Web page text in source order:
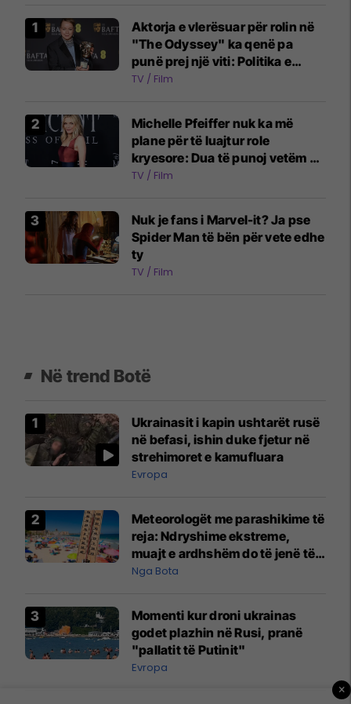
Aktorja e vlerësuar për rolin në
"The Odyssey" ka qenë pa
punë prej një viti: Politika e
industrisë ka ndryshuar
TV / Film
Michelle Pfeiffer nuk ka më
plane për të luajtur role
kryesore: Dua të punoj vetëm në
projekte ansambli
TV / Film
Nuk je fans i Marvel-it? Ja pse
Spider Man të bën për vete edhe
ty
TV / Film
Në trend Botë
Ukrainasit i kapin ushtarët rusë
në befasi, ishin duke fjetur në
strehimoret e kamufluara
Evropa
Meteorologët me parashikime të
reja: Ndryshime ekstreme,
muajt e ardhshëm do të jenë të
pazakontë
Nga Bota
Momenti kur droni ukrainas
godet plazhin në Rusi, pranë
"pallatit të Putinit"
Evropa
×